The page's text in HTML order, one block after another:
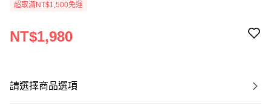
超取滿NT$1,500免運
NT$1,980
請選擇商品選項